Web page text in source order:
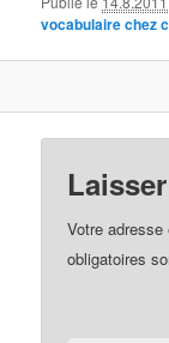
vocabulaire chez
Votre
obligatoires